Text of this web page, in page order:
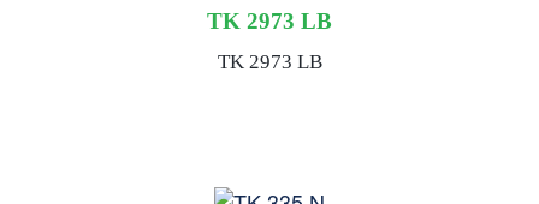
TK 2973 LB
TK 2973 LB